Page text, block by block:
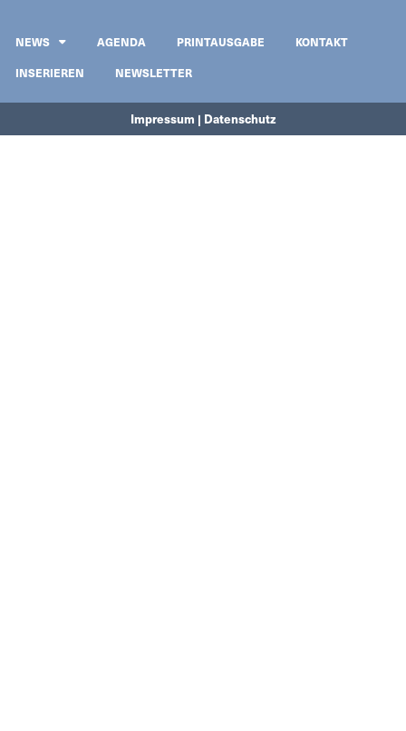
NEWS AGENDA PRINTAUSGABE
KONTAKT
INSERIEREN
NEWSLETTER
Impressum | Datenschutz